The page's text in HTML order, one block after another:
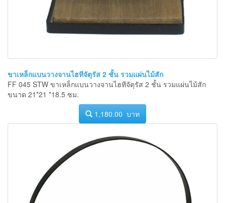
ขาเหล็กแบนวางจานไฮทีจัตุรัส 2 ชั้น รวมแผ่นไม้สัก
FF 045 STW ขาเหล็กแบนวางจานไฮทีจัตุรัส 2 ชั้น รวมแผ่นไม้สัก
ขนาด 21*21 *18.5 ซม.
1,180.00 บาท